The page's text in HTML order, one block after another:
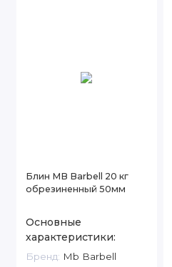
Блин MB Barbell 20 кг
обрезиненный 50мм
Основные
характеристики:
Бренд: Mb Barbell